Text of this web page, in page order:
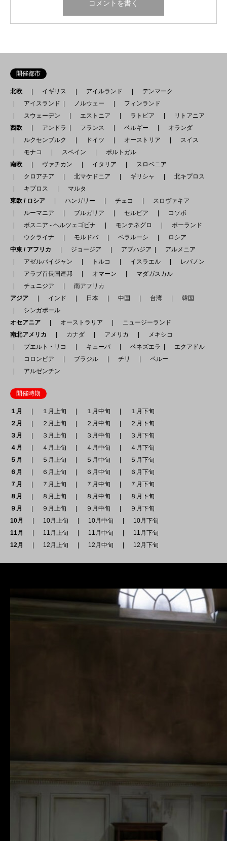
開催都市
北欧 イギリス アイルランド
デンマーク
アイスランド
ノルウェー
フィンランド
スウェーデン
エストニア ラトビア
リトアニア
西欧
アンドラ フランス ベルギー
オランダ
ルクセンブルク
ドイツ オーストリア
スイス
モナコ
スペイン
ポルトガル
南欧
ヴァチカン イタリア
スロベニア
クロアチア
北マケドニア ギリシャ
北キプロス
キプロス
マルタ
東欧 / ロシア
ハンガリー チェコ
スロヴァキア
ルーマニア
ブルガリア セルビア
コソボ
ボスニア - ヘルツェゴビナ
モンテネグロ
ポーランド
ウクライナ
モルドバ ベラルーシ
ロシア
中東 / アフリカ
ジョージア アブハジア
アルメニア
アゼルバイジャン
トルコ イスラエル
レバノン
アラブ首長国連邦
オマーン
マダガスカル
チュニジア
南アフリカ
アジア
インド 日本 中国 台湾
韓国
シンガポール
オセアニア
オーストラリア
ニュージーランド
南北アメリカ
カナダ アメリカ
メキシコ
プエルト・リコ
キューバ ベネズエラ
エクアドル
コロンビア
ブラジル チリ
ペルー
アルゼンチン
開催時期
１月 １月上旬 １月中旬
１月下旬
２月
２月上旬 ２月中旬
２月下旬
３月
３月上旬 ３月中旬
３月下旬
４月
４月上旬 ４月中旬
４月下旬
５月
５月上旬 ５月中旬
５月下旬
６月
６月上旬 ６月中旬
６月下旬
７月
７月上旬 ７月中旬
７月下旬
８月
８月上旬 ８月中旬
８月下旬
９月
９月上旬 ９月中旬
９月下旬
10月
10月上旬 10月中旬
10月下旬
11月
11月上旬 11月中旬
11月下旬
12月
12月上旬 12月中旬 12月下旬